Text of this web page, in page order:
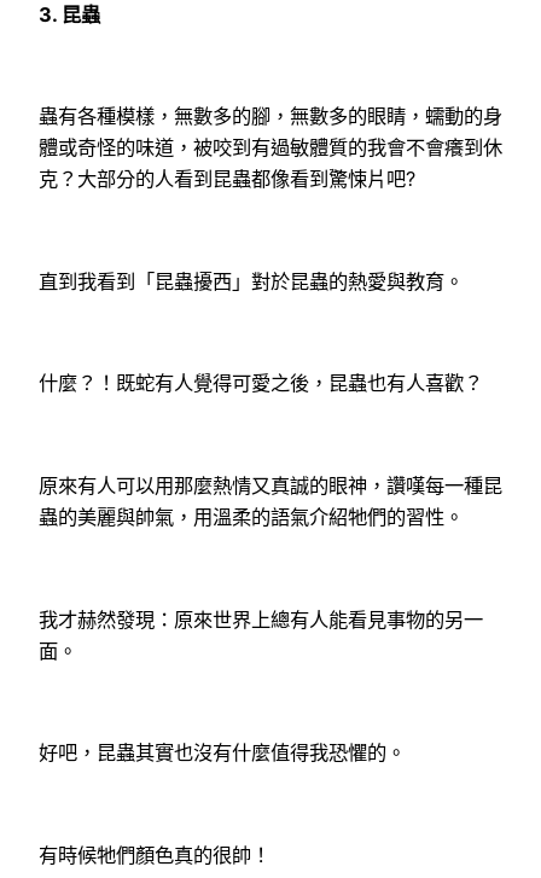
3. 昆蟲
蟲有各種模樣，無數多的腳，無數多的眼睛，蠕動的身
體或奇怪的味道，被咬到有過敏體質的我會不會癢到休
克？大部分的人看到昆蟲都像看到驚悚片吧?
直到我看到「昆蟲擾西」對於昆蟲的熱愛與教育。
什麼？！既蛇有人覺得可愛之後，昆蟲也有人喜歡？
原來有人可以用那麼熱情又真誠的眼神，讚嘆每一種昆
蟲的美麗與帥氣，用溫柔的語氣介紹牠們的習性。
我才赫然發現：原來世界上總有人能看見事物的另一
面。
好吧，昆蟲其實也沒有什麼值得我恐懼的。
有時候牠們顏色真的很帥！